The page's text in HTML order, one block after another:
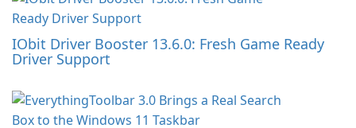
IObit Driver Booster 13.6.0: Fresh Game Ready
Driver Support